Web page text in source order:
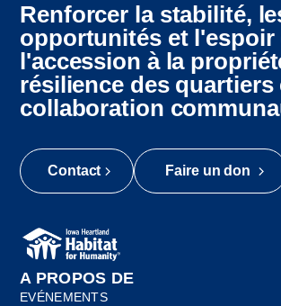
Renforcer la stabilité,
opportunités et l'espoir
l'accession à la
résilience des quartiers
collaboration
Contact Faire un don
A PROPOS DE
EVÉNEMENTS